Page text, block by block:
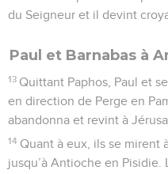
du Seigneur et il devint
Paul et Barnabas à
13 Quittant Paphos, Paul et
en direction de Perge en
abandonna et revint à
14 Quant à eux, ils se mirent
jusqu’à Antioche en Pisidie.